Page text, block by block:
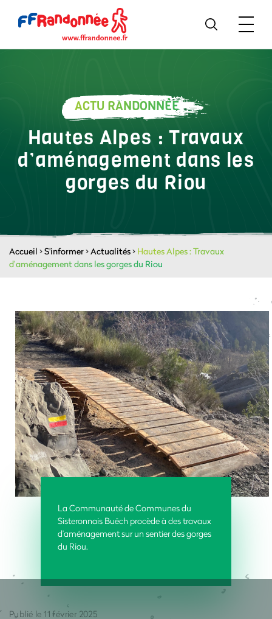
ACTU RANDONNÉE
Hautes Alpes : Travaux
d’aménagement dans les
gorges du Riou
Accueil >S'informer>Actualités> Hautes Alpes : Travaux
d’aménagement dans les gorges du Riou
La Communauté de Communes du
Sisteronnais Buëch procède à des travaux
d’aménagement sur un sentier des gorges
du Riou.
Publié le 11 février 2025